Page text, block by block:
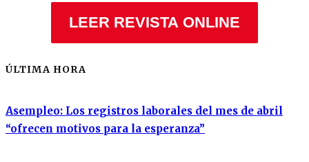
LEER REVISTA ONLINE
ÚLTIMA HORA
Asempleo: Los registros laborales del mes de abril
“ofrecen motivos para la esperanza”